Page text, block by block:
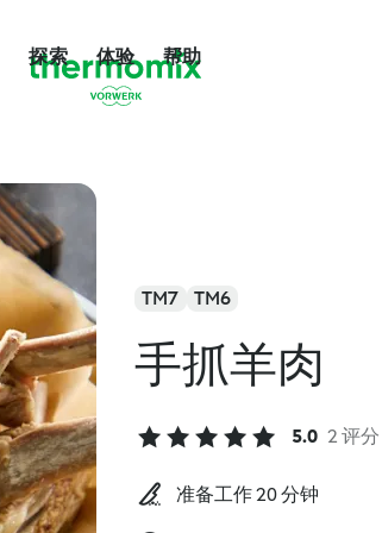
探索 体验 帮助
TM7 TM6
手抓羊肉
5.0 2 评分
准备工作 20 分钟